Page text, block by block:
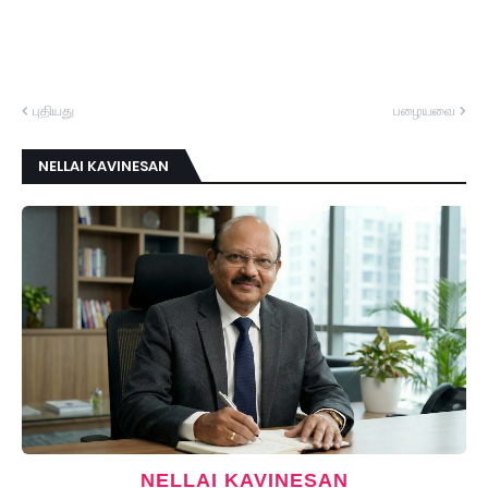
புதியது பழையவை
NELLAI KAVINESAN
NELLAI KAVINESAN